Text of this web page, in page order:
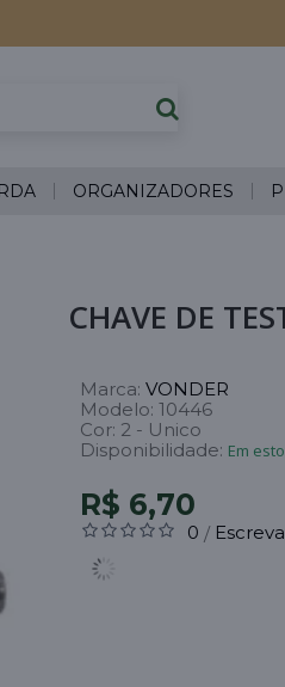
ORGANIZADORES
CHAVE DE
Marca: VONDER
Modelo: 10446
Cor: 2 - Unico
Disponibilidade: Em
R$ 6,70
0 /